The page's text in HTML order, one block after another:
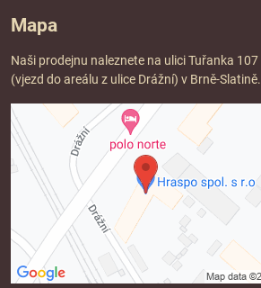
Mapa
Naši prodejnu naleznete na ulici Tuřanka 107
(vjezd do areálu z ulice Drážní) v Brně-Slatině.